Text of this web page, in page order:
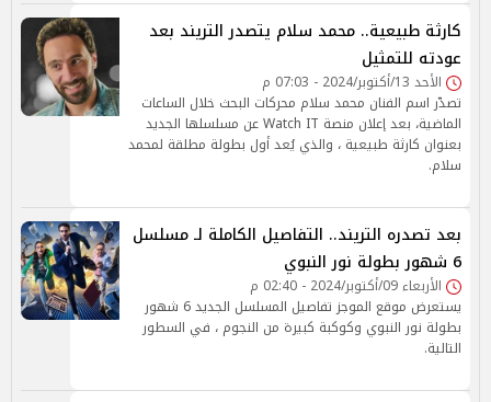
كارثة طبيعية.. محمد سلام يتصدر التريند بعد
عودته للتمثيل
الأحد 13/أكتوبر/2024 - 07:03 م
تصدّر اسم الفنان محمد سلام محركات البحث خلال الساعات
الماضية، بعد إعلان منصة Watch IT عن مسلسلها الجديد
بعنوان كارثة طبيعية ، والذي يُعد أول بطولة مطلقة لمحمد
سلام.
بعد تصدره التريند.. التفاصيل الكاملة لـ مسلسل
6 شهور بطولة نور النبوي
الأربعاء 09/أكتوبر/2024 - 02:40 م
يستعرض موقع الموجز تفاصيل المسلسل الجديد 6 شهور
بطولة نور النبوي وكوكبة كبيرة من النجوم ، في السطور
التالية.